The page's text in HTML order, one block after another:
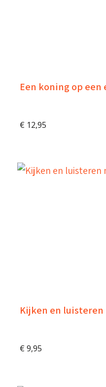
Een koning op een
€ 12,95
Kijken en luisteren
€ 9,95